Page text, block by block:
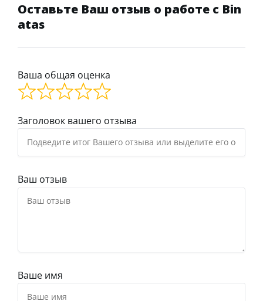
Оставьте Ваш отзыв о работе с Bin
atas
Ваша общая оценка
Заголовок вашего отзыва
Ваш отзыв
Ваше имя